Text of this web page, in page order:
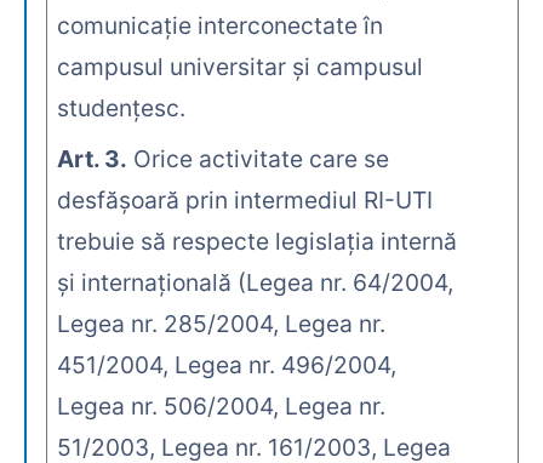
comunicaţie interconectate în
campusul universitar şi campusul
studenţesc.
Art. 3. Orice activitate care se
desfăşoară prin intermediul RI-UTI
trebuie să respecte legislaţia internă
şi internaţională (Legea nr. 64/2004,
Legea nr. 285/2004, Legea nr.
451/2004, Legea nr. 496/2004,
Legea nr. 506/2004, Legea nr.
51/2003, Legea nr. 161/2003, Legea